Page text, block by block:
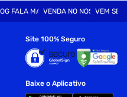
FALA MARTVENDA NO NOSSO SITE
VEM SER
Site 100% Seguro
Baixe o Aplicativo